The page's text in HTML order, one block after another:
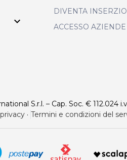
expand_more
DIVENTA
ACCESSO AZIENDE
S.r.l. – Cap. Soc. € 112.024
· Termini e condizioni del